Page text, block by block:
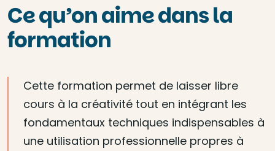
Ce qu’on aime dans la
formation
Cette formation permet de laisser libre
cours à la créativité tout en intégrant les
fondamentaux techniques indispensables à
une utilisation professionnelle propres à